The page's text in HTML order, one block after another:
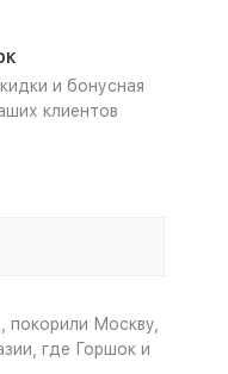
и бонусная
клиентов
покорили Москву,
где Горшок и